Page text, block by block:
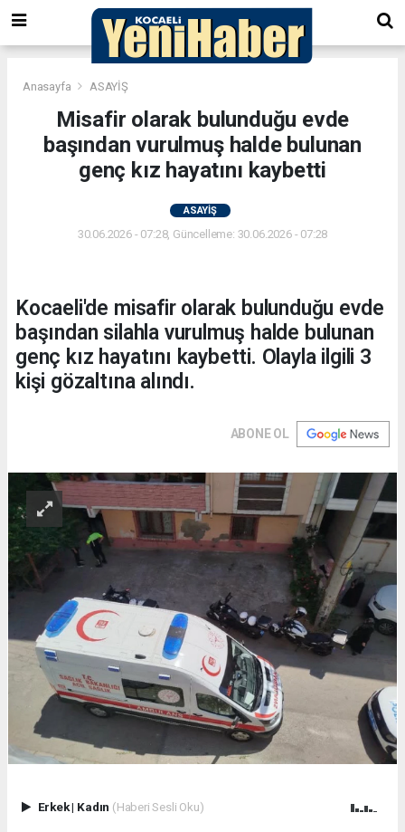
Anasayfa ASAYİŞ
Misafir olarak bulunduğu evde
başından vurulmuş halde bulunan
genç kız hayatını kaybetti
ASAYİŞ
30.06.2026 - 07:28, Güncelleme: 30.06.2026 - 07:28
Kocaeli'de misafir olarak bulunduğu evde
başından silahla vurulmuş halde bulunan
genç kız hayatını kaybetti. Olayla ilgili 3
kişi gözaltına alındı.
ABONE OL
Erkek| Kadın (Haberi Sesli Oku)